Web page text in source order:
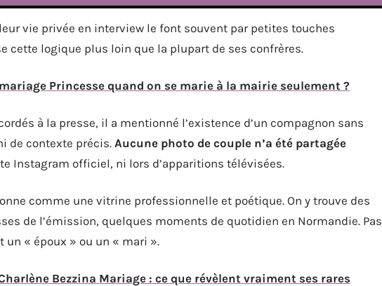
vie privée en interview le font souvent par petites touches
cette logique plus loin que la plupart de ses confrères.
Princesse quand on se marie à la mairie seulement ?
à la presse, il a mentionné l’existence d’un compagnon sans
de contexte précis. Aucune photo de couple n’a été partagée
Instagram officiel, ni lors d’apparitions télévisées.
comme une vitrine professionnelle et poétique. On y trouve des
de l’émission, quelques moments de quotidien en Normandie. Pas
« époux » ou un « mari ».
Bezzina Mariage : ce que révèlent vraiment ses rares